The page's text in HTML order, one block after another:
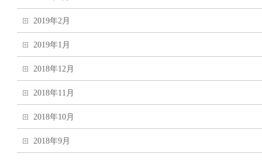
2019年2月
2019年1月
2018年12月
2018年11月
2018年10月
2018年9月